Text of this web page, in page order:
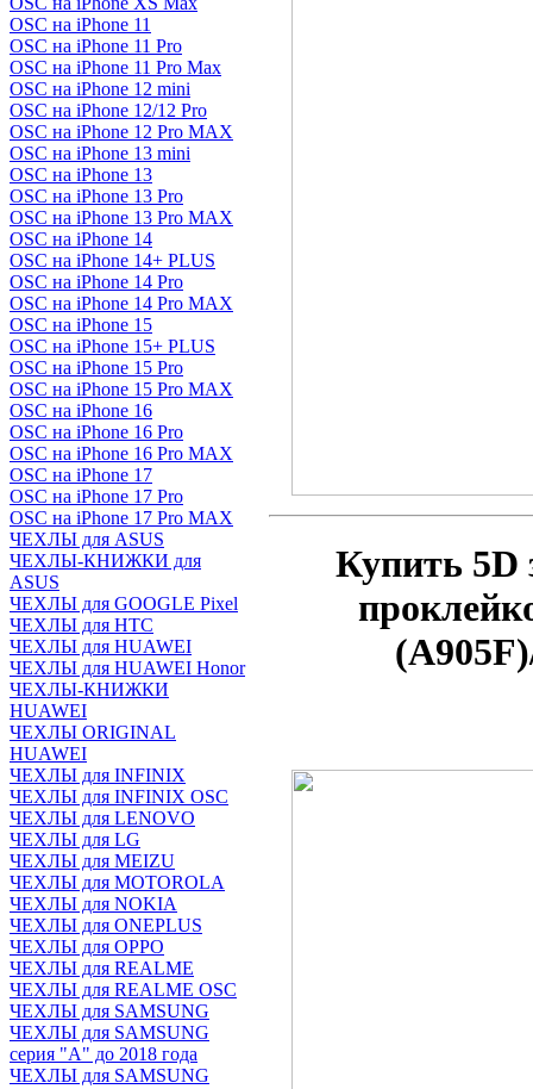
OSC на iPhone 11
OSC на iPhone 11 Pro
OSC на iPhone 11 Pro Max
OSC на iPhone 12 mini
OSC на iPhone 12/12 Pro
OSC на iPhone 12 Pro MAX
OSC на iPhone 13 mini
OSC на iPhone 13
OSC на iPhone 13 Pro
OSC на iPhone 13 Pro MAX
OSC на iPhone 14
OSC на iPhone 14+ PLUS
OSC на iPhone 14 Pro
OSC на iPhone 14 Pro MAX
OSC на iPhone 15
OSC на iPhone 15+ PLUS
OSC на iPhone 15 Pro
OSC на iPhone 15 Pro MAX
OSC на iPhone 16
OSC на iPhone 16 Pro
OSC на iPhone 16 Pro MAX
OSC на iPhone 17
OSC на iPhone 17 Pro
OSC на iPhone 17 Pro MAX
ЧЕХЛЫ для ASUS
ЧЕХЛЫ-КНИЖКИ для
ASUS
ЧЕХЛЫ для GOOGLE Pixel
ЧЕХЛЫ для HTC
ЧЕХЛЫ для HUAWEI
ЧЕХЛЫ для HUAWEI Honor
ЧЕХЛЫ-КНИЖКИ
HUAWEI
ЧЕХЛЫ ORIGINAL
HUAWEI
ЧЕХЛЫ для INFINIX
ЧЕХЛЫ для INFINIX OSC
ЧЕХЛЫ для LENOVO
ЧЕХЛЫ для LG
ЧЕХЛЫ для MEIZU
ЧЕХЛЫ для MOTOROLA
ЧЕХЛЫ для NOKIA
ЧЕХЛЫ для ONEPLUS
ЧЕХЛЫ для OPPO
ЧЕХЛЫ для REALME
ЧЕХЛЫ для REALME OSC
ЧЕХЛЫ для SAMSUNG
ЧЕХЛЫ для SAMSUNG
серия "A" до 2018 года
ЧЕХЛЫ для SAMSUNG
Купить 5D